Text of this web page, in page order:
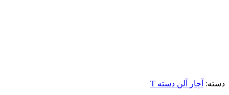
دسته: آچار آلن دسته T